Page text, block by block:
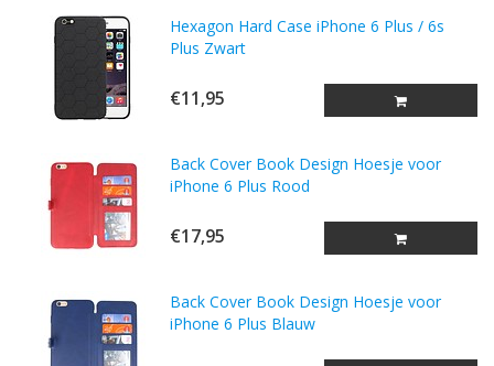
Hexagon Hard Case iPhone 6 Plus / 6s
Plus Zwart
€11,95
Back Cover Book Design Hoesje voor
iPhone 6 Plus Rood
€17,95
Back Cover Book Design Hoesje voor
iPhone 6 Plus Blauw